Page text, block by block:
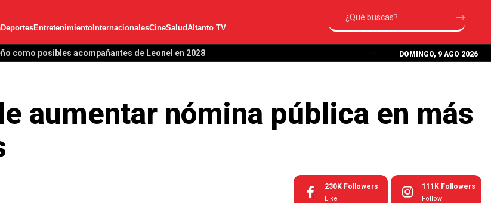
DeportesEntretenimiento InternacionalesCineSaludAltanto TV
como posibles acompañantes de Leonel en 2028 DOMINGO, 9 AGO 2026
aumentar nómina pública en más
230K Followers
Like
111K Followers
Follow